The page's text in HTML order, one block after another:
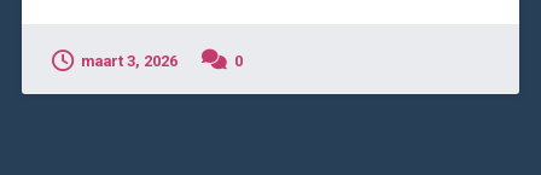
maart 3, 2026 0